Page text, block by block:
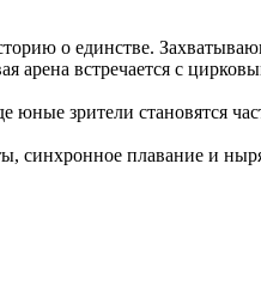
о единстве.
арена встречается с
зрители становятся
плавание и